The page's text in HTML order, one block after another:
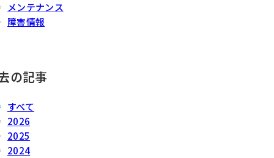
メンテナンス
障害情報
の記事
すべて
2026
2025
2024